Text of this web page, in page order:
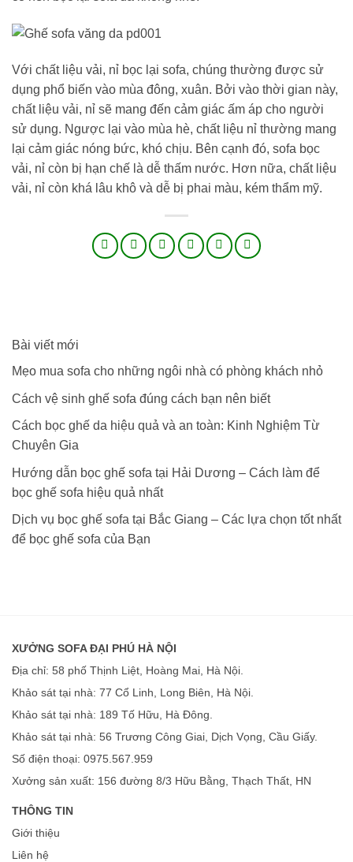
Với chất liệu vải, nỉ bọc lại sofa, chúng thường được sử
dụng phổ biến vào mùa đông, xuân. Bởi vào thời gian này,
chất liệu vải, nỉ sẽ mang đến cảm giác ấm áp cho người
sử dụng. Ngược lại vào mùa hè, chất liệu nỉ thường mang
lại cảm giác nóng bức, khó chịu. Bên cạnh đó, sofa bọc
vải, nỉ còn bị hạn chế là dễ thấm nước. Hơn nữa, chất liệu
vải, nỉ còn khá lâu khô và dễ bị phai màu, kém thẩm mỹ.
Bài viết mới
Mẹo mua sofa cho những ngôi nhà có phòng khách nhỏ
Cách vệ sinh ghế sofa đúng cách bạn nên biết
Cách bọc ghế da hiệu quả và an toàn: Kinh Nghiệm Từ
Chuyên Gia
Hướng dẫn bọc ghế sofa tại Hải Dương – Cách làm để
bọc ghế sofa hiệu quả nhất
Dịch vụ bọc ghế sofa tại Bắc Giang – Các lựa chọn tốt nhất
để bọc ghế sofa của Bạn
XƯỞNG SOFA ĐẠI PHÚ HÀ NỘI
Địa chỉ: 58 phố Thịnh Liệt, Hoàng Mai, Hà Nội.
Khảo sát tại nhà: 77 Cổ Linh, Long Biên, Hà Nội.
Khảo sát tại nhà: 189 Tố Hữu, Hà Đông.
Khảo sát tại nhà: 56 Trương Công Giai, Dịch Vọng, Cầu Giấy.
Số điện thoại: 0975.567.959
Xưởng sản xuất: 156 đường 8/3 Hữu Bằng, Thạch Thất, HN
THÔNG TIN
Giới thiệu
Liên hệ